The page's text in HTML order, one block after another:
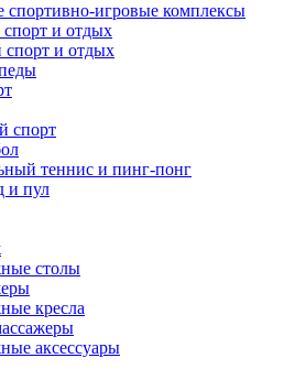
спортивно-игровые комплексы
и отдых
и отдых
спорт
теннис и пинг-понг
и пул
столы
кресла
аксессуары